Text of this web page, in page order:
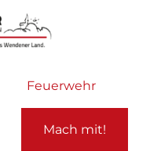
Feuerwehr
Mach mit!